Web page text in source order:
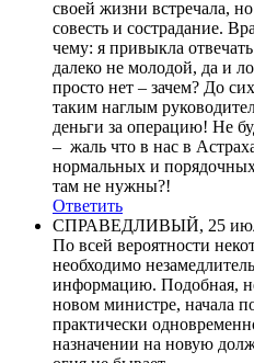
своей жизни встречала, но
совесть и сострадание.
чему: я привыкла
далеко не молодой, да и
просто нет – зачем? До
таким наглым
деньги за операцию! Не
– жаль что в нас в
нормальных и
там не нужны?!
Ответить
СПРАВЕДЛИВЫЙ, 25
По всей вероятности
необходимо
информацию. Подобная,
новом министре, начала
практически
назначении на новую